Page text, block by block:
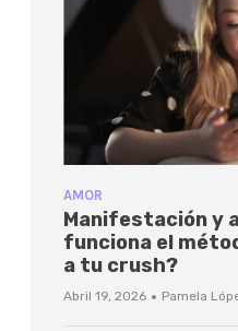
AMOR
Manifestación y
funciona el
a tu crush?
Abril 19, 2026 · Pamela